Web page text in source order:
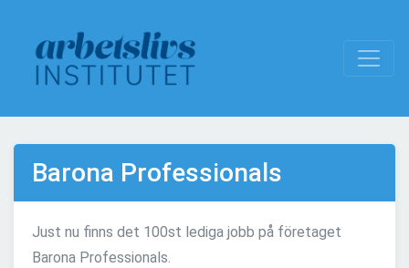
Barona Professionals
Just nu finns det 100st lediga jobb på företaget
Barona Professionals.